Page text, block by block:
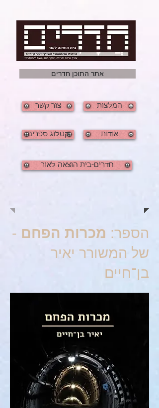
אתר התוכן חדרים
צור קשר
קטלוג ספרים
המלצות
אודות
חדרים-בית הוצאה לאור
הספר: מכרות הפחם -
של המשורר יאיר
בן־חיים